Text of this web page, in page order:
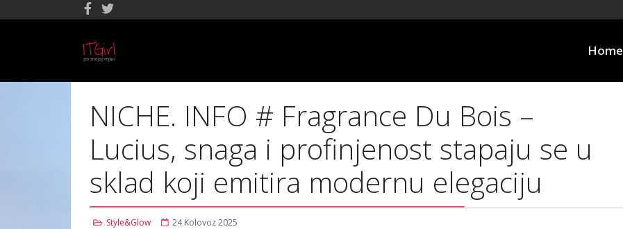
Home
NICHE. INFO # Fragrance Du Bois –
Lucius, snaga i profinjenost stapaju se u
sklad koji emitira modernu elegaciju
Style&Glow 24 Kolovoz 2025